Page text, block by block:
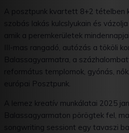
A posztpunk kvartett 8+2 tételben
szobás lakás kulcslyukain és
amik a peremkerületek
III-mas rangadó, autózás a tököli
Balassagyarmatra, a
református templomok, gyónás,
európai Posztpunk.
A lemez kreatív munkálatai 2025
Balassagyarmaton pörögtek fel,
songwriting sessiont egy tavaszi